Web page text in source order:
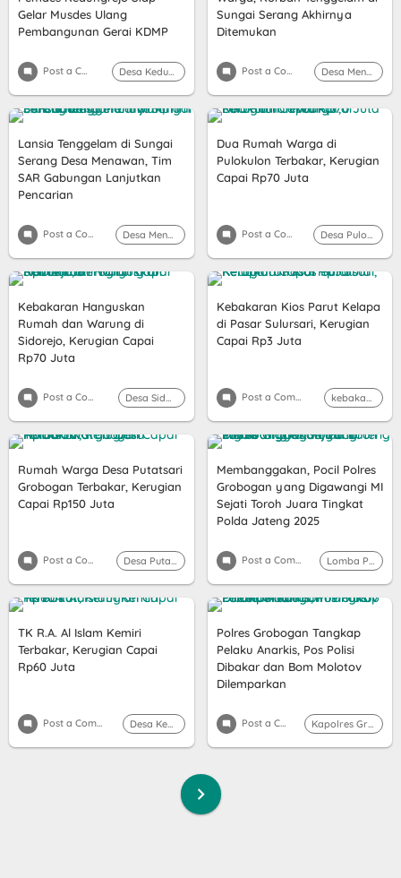
Gelar Musdes Ulang
Pembangunan Gerai KDMP
Post a Comment Desa Kedungrejo
Sungai Serang Akhirnya
Ditemukan
Post a Comment Desa Menawan
Lansia Tenggelam di Sungai
Serang Desa Menawan, Tim
SAR Gabungan Lanjutkan
Pencarian
Post a Comment Desa Menawan
Dua Rumah Warga di
Pulokulon Terbakar, Kerugian
Capai Rp70 Juta
Post a Comment Desa Pulokulon
Kebakaran Hanguskan
Rumah dan Warung di
Sidorejo, Kerugian Capai
Rp70 Juta
Post a Comment Desa Sidorejo
Kebakaran Kios Parut Kelapa
di Pasar Sulursari, Kerugian
Capai Rp3 Juta
Post a Comment kebakaran
Rumah Warga Desa Putatsari
Grobogan Terbakar, Kerugian
Capai Rp150 Juta
Post a Comment Desa Putatsari
Membanggakan, Pocil Polres
Grobogan yang Digawangi MI
Sejati Toroh Juara Tingkat
Polda Jateng 2025
Post a Comment Lomba Pocil
TK R.A. Al Islam Kemiri
Terbakar, Kerugian Capai
Rp60 Juta
Post a Comment Desa Kemiri
Polres Grobogan Tangkap
Pelaku Anarkis, Pos Polisi
Dibakar dan Bom Molotov
Dilemparkan
Post a Comment Kapolres Grobogan